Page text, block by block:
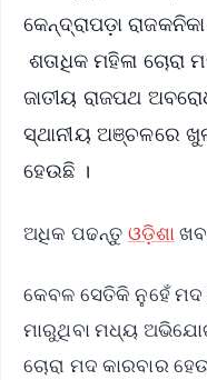
କେନ୍ଦ୍ରାପଡ଼ା
ଶତାଧିକ ମହିଳା ଚୋରା
ଜାତୀୟ ରାଜପଥ
ସ୍ଥାନୀୟ ଅଞ୍ଚଳରେ
ହେଉଛି ।
ଅଧିକ ପଢନ୍ତୁ ଓଡ଼ିଶା
କେବଳ ସେତିକି ନୁହେଁ ମଦ
ମାରୁଥିବା ମଧ୍ୟ
ଚୋରା ମଦ କାରବାର